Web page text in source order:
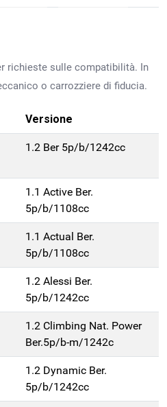
richieste sulle compatibilità. In
o carrozziere di fiducia.
Versione
1.2 Ber 5p/b/1242cc
1.1 Active Ber.
5p/b/1108cc
1.1 Actual Ber.
5p/b/1108cc
1.2 Alessi Ber.
5p/b/1242cc
1.2 Climbing Nat. Power
Ber.5p/b-m/1242c
1.2 Dynamic Ber.
5p/b/1242cc